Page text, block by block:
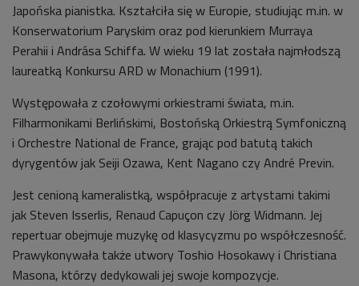
Japońska pianistka. Kształciła się w Europie, studiując m.in. w
Konserwatorium Paryskim oraz pod kierunkiem Murraya
Perahii i Andrása Schiffa. W wieku 19 lat została najmłodszą
laureatką Konkursu ARD w Monachium (1991).
Występowała z czołowymi orkiestrami świata, m.in.
Filharmonikami Berlińskimi, Bostońską Orkiestrą Symfoniczną
i Orchestre National de France, grając pod batutą takich
dyrygentów jak Seiji Ozawa, Kent Nagano czy André Previn.
Jest cenioną kameralistką, współpracuje z artystami takimi
jak Steven Isserlis, Renaud Capuçon czy Jörg Widmann. Jej
repertuar obejmuje muzykę od klasycyzmu po współczesność.
Prawykonywała także utwory Toshio Hosokawy i Christiana
Masona, którzy dedykowali jej swoje kompozycje.